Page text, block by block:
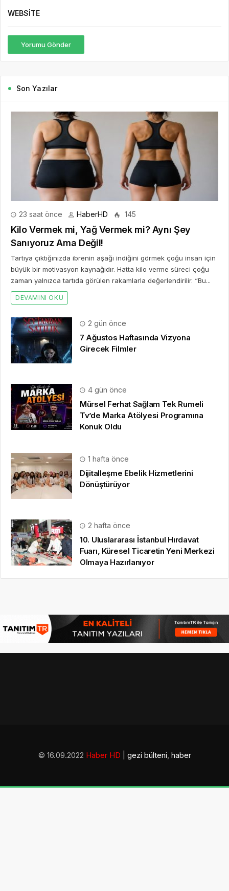
WEBSITE
Yorumu Gönder
Son Yazılar
23 saat önce HaberHD 145
Kilo Vermek mi, Yağ Vermek mi? Aynı Şey
Sanıyoruz Ama Değil!
Tartıya çıktığınızda ibrenin aşağı indiğini görmek çoğu insan için
büyük bir motivasyon kaynağıdır. Hatta kilo verme süreci çoğu
zaman yalnızca tartıda görülen rakamlarla değerlendirilir. “Bu...
DEVAMINI OKU
2 gün önce
7 Ağustos Haftasında Vizyona
Girecek Filmler
4 gün önce
Mürsel Ferhat Sağlam Tek Rumeli
Tv’de Marka Atölyesi Programına
Konuk Oldu
1 hafta önce
Dijitalleşme Ebelik Hizmetlerini
Dönüştürüyor
2 hafta önce
10. Uluslararası İstanbul Hırdavat
Fuarı, Küresel Ticaretin Yeni Merkezi
Olmaya Hazırlanıyor
© 16.09.2022 Haber HD gezi bülteni, haber